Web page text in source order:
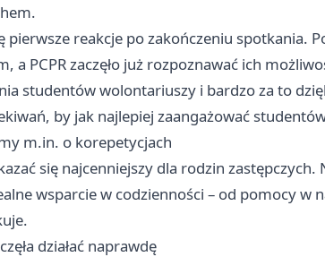
pierwsze reakcje po zakończeniu spotkania.
a PCPR zaczęło już rozpoznawać ich
studentów wolontariuszy i bardzo za to
by jak najlepiej zaangażować
m.in. o korepetycjach
się najcenniejszy dla rodzin zastępczych.
wsparcie w codzienności – od pomocy w
działać naprawdę